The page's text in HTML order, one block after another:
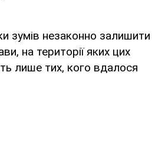
зумів незаконно залишити
на території яких цих
лише тих, кого вдалося